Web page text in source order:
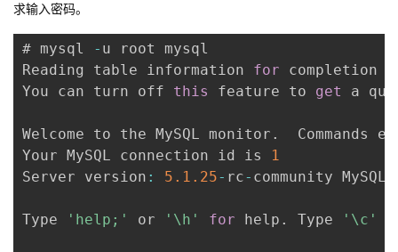
藏
求输入密码。
# mysql - u root mysql
Reading table information for completion
You can turn off this feature to get a
Welcome to the MySQL monitor .
Commands
Your MySQL connection id is
1
Server version : 5.1 .25- rc- community
Type 'help;' or '\h' for help . Type '\c'